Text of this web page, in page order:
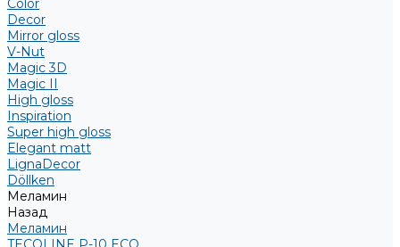
Color
Decor
Mirror gloss
V-Nut
Magic 3D
Magic II
High gloss
Inspiration
Super high gloss
Elegant matt
LignaDecor
Döllken
Меламин
Назад
Меламин